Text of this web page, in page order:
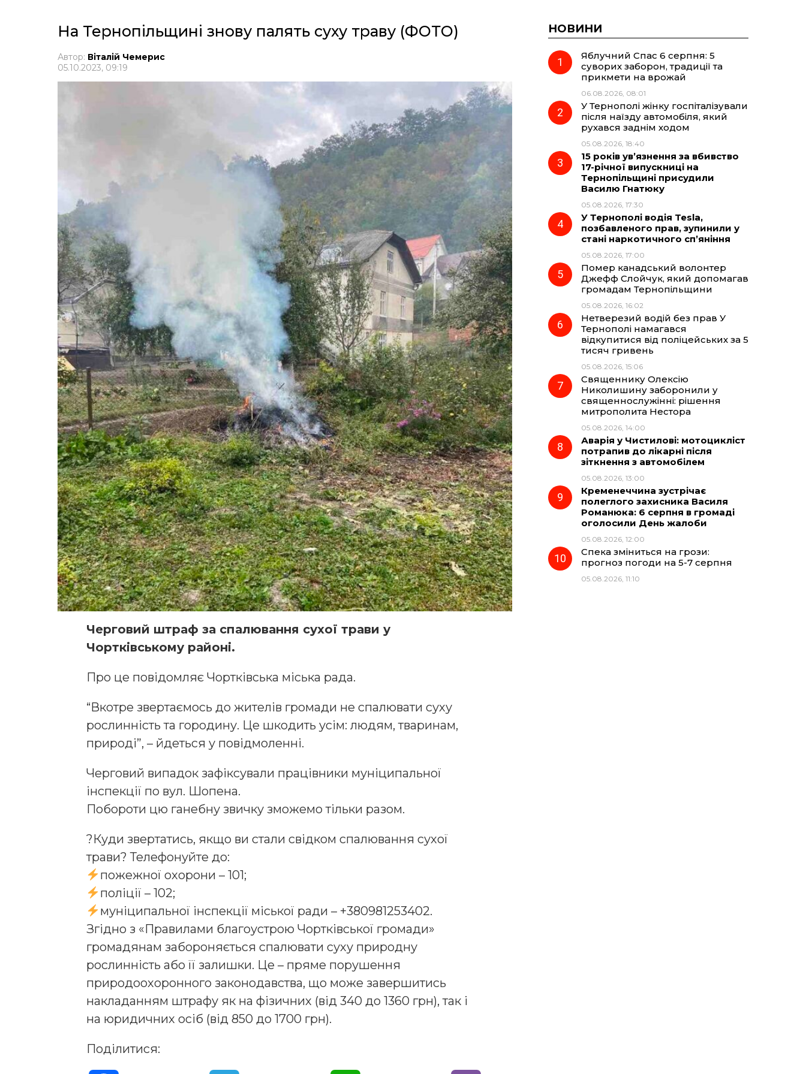
На Тернопільщині знову палять суху траву (ФОТО)
Автор: Віталій Чемерис
05.10.2023, 09:19
Черговий штраф за спалювання сухої трави у
Чортківському районі.
Про це повідомляє Чортківська міська рада.
“Вкотре звертаємось до жителів громади не спалювати суху
рослинність та городину. Це шкодить усім: людям, тваринам,
природі”, – йдеться у повідмоленні.
Черговий випадок зафіксували працівники муніципальної
інспекції по вул. Шопена.
Побороти цю ганебну звичку зможемо тільки разом.
?Куди звертатись, якщо ви стали свідком спалювання сухої
трави? Телефонуйте до:
пожежної охорони – 101;
поліції – 102;
муніципальної інспекції міської ради – +380981253402.
Згідно з «Правилами благоустрою Чортківської громади»
громадянам забороняється спалювати суху природну
рослинність або її залишки. Це – пряме порушення
природоохоронного законодавства, що може завершитись
накладанням штрафу як на фізичних (від 340 до 1360 грн), так і
на юридичних осіб (від 850 до 1700 грн).
Поділитися:
НОВИНИ
Яблучний Спас 6 серпня: 5
суворих заборон, традиції та
прикмети на врожай
06.08.2026, 08:01
У Тернополі жінку госпіталізували
після наїзду автомобіля, який
рухався заднім ходом
05.08.2026, 18:40
15 років ув’язнення за вбивство
17-річної випускниці на
Тернопільщині присудили
Василю Гнатюку
05.08.2026, 17:30
У Тернополі водія Tesla,
позбавленого прав, зупинили у
стані наркотичного сп’яніння
05.08.2026, 17:00
Помер канадський волонтер
Джефф Слойчук, який допомагав
громадам Тернопільщини
05.08.2026, 16:02
Нетверезий водій без прав У
Тернополі намагався
відкупитися від поліцейських за 5
тисяч гривень
05.08.2026, 15:06
Священнику Олексію
Николишину заборонили у
священнослужінні: рішення
митрополита Нестора
05.08.2026, 14:00
Аварія у Чистилові: мотоцикліст
потрапив до лікарні після
зіткнення з автомобілем
05.08.2026, 13:00
Кременеччина зустрічає
полеглого захисника Василя
Романюка: 6 серпня в громаді
оголосили День жалоби
05.08.2026, 12:00
Спека зміниться на грози:
прогноз погоди на 5-7 серпня
05.08.2026, 11:10